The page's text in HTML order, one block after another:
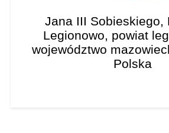
Jana III Sobieskiego,
Legionowo, powiat
województwo
Polska